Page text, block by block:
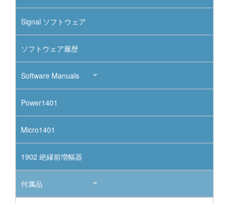
Signal ソフトウェア
ソフトウェア履歴
Software Manuals
Power1401
Micro1401
1902 絶縁前増幅器
付属品